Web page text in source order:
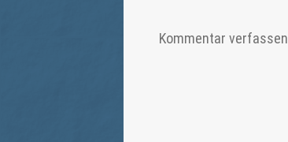
Kommentar verfassen